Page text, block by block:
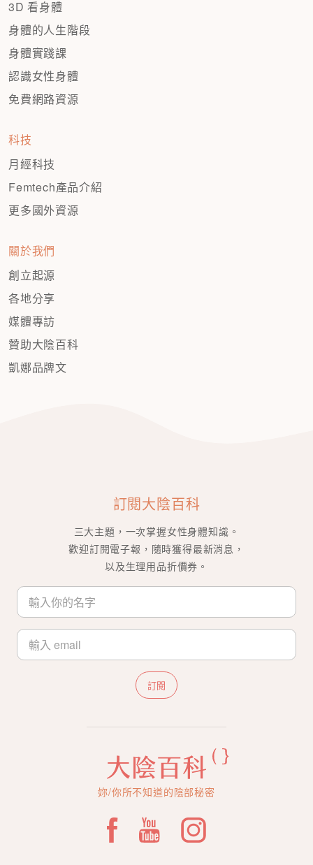
3D 看身體
身體的人生階段
身體實踐課
認識女性身體
免費網路資源
科技
月經科技
Femtech產品介紹
更多國外資源
關於我們
創立起源
各地分享
媒體專訪
贊助大陰百科
凱娜品牌文
訂閱大陰百科
三大主題，一次掌握女性身體知識。
歡迎訂閱電子報，隨時獲得最新消息，
以及生理用品折價券。
訂閱
妳/你所不知道的陰部秘密